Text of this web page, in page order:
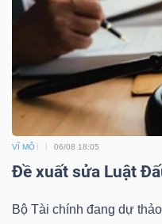
VĨ MÔ 06/08 18:05
Đề xuất sửa Luật
Bộ Tài chính đang dự